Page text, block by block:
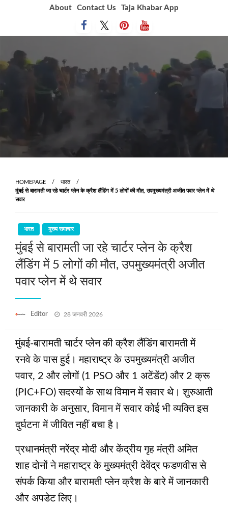
About Contact Us Taja Khabar App
HOMEPAGE
भारत
मुंबई से बारामती जा रहे चार्टर प्लेन के क्रैश लैंडिंग में 5 लोगों की मौत, उपमुख्यमंत्री अजीत पवार प्लेन में थे
सवार
भारत मुख्य समाचार
मुंबई से बारामती जा रहे चार्टर प्लेन के क्रैश
लैंडिंग में 5 लोगों की मौत, उपमुख्यमंत्री अजीत
पवार प्लेन में थे सवार
Editor
Posted
28 जनवरी 2026
मुंबई-बारामती चार्टर प्लेन की क्रैश लैंडिंग बारामती में
रनवे के पास हुई। महाराष्ट्र के उपमुख्यमंत्री अजीत
पवार, 2 और लोगों (1 PSO और 1 अटेंडेंट) और 2 क्रू
(PIC+FO) सदस्यों के साथ विमान में सवार थे। शुरुआती
जानकारी के अनुसार, विमान में सवार कोई भी व्यक्ति इस
दुर्घटना में जीवित नहीं बचा है।
प्रधानमंत्री नरेंद्र मोदी और केंद्रीय गृह मंत्री अमित
शाह दोनों ने महाराष्ट्र के मुख्यमंत्री देवेंद्र फडणवीस से
संपर्क किया और बारामती प्लेन क्रैश के बारे में जानकारी
और अपडेट लिए।